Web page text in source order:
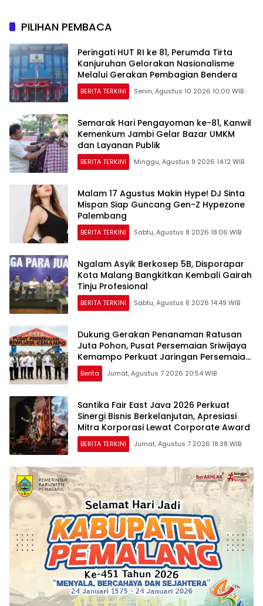
PILIHAN PEMBACA
Peringati HUT RI ke 81, Perumda Tirta
Kanjuruhan Gelorakan Nasionalisme
Melalui Gerakan Pembagian Bendera
BERITA TERKINI Senin, Agustus 10 2026 10:00 WIB
Semarak Hari Pengayoman ke-81, Kanwil
Kemenkum Jambi Gelar Bazar UMKM
dan Layanan Publik
BERITA TERKINI Minggu, Agustus 9 2026 14:12 WIB
Malam 17 Agustus Makin Hype! DJ Sinta
Mispan Siap Guncang Gen-Z Hypezone
Palembang
BERITA TERKINI Sabtu, Agustus 8 2026 18:06 WIB
Ngalam Asyik Berkosep 5B, Disporapar
Kota Malang Bangkitkan Kembali Gairah
Tinju Profesional
BERITA TERKINI Sabtu, Agustus 8 2026 14:49 WIB
Dukung Gerakan Penanaman Ratusan
Juta Pohon, Pusat Persemaian Sriwijaya
Kemampo Perkuat Jaringan Persemaian
Nasional*
Berita Jumat, Agustus 7 2026 20:54 WIB
Santika Fair East Java 2026 Perkuat
Sinergi Bisnis Berkelanjutan, Apresiasi
Mitra Korporasi Lewat Corporate Award
BERITA TERKINI Jumat, Agustus 7 2026 18:38 WIB